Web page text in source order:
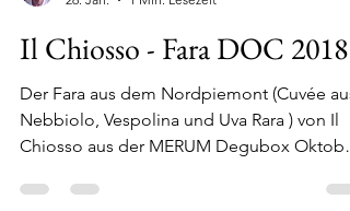
Stolli
1 Min. Lesezeit
Il Chiosso - Fara DOC 2018